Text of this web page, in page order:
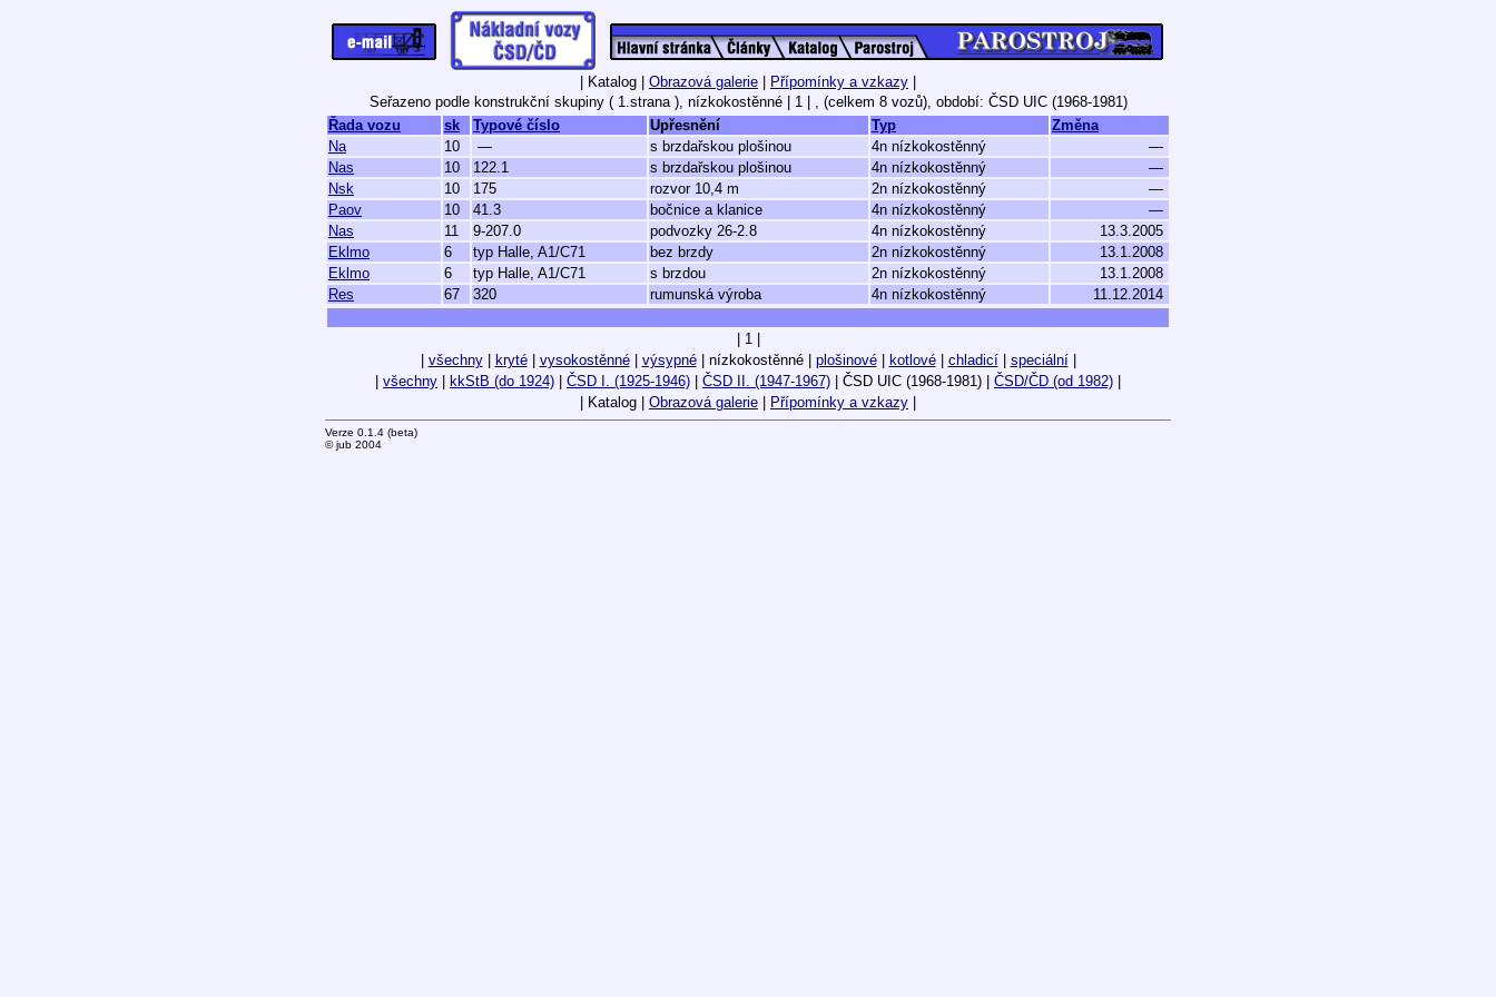
| Katalog | Obrazová galerie Přípomínky a vzkazy
Seřazeno podle konstrukční skupiny ( 1.strana ), nízkokostěnné
| 1 | , (celkem 8 vozů), období: ČSD UIC (1968-1981)
Řada vozu
sk Typové číslo Upřesnění Typ
Změna
Na
10 — s brzdařskou plošinou 4n nízkokostěnný
—
Nas
10 122.1 s brzdařskou plošinou 4n nízkokostěnný
—
Nsk
10 175 rozvor 10,4 m 2n nízkokostěnný
—
Paov
10 41.3 bočnice a klanice 4n nízkokostěnný
—
Nas
11 9-207.0 podvozky 26-2.8 4n nízkokostěnný
13.3.2005
Eklmo
6 typ Halle, A1/C71 bez brzdy 2n nízkokostěnný
13.1.2008
Eklmo
6 typ Halle, A1/C71 s brzdou 2n nízkokostěnný
13.1.2008
Res
67 320 rumunská výroba 4n nízkokostěnný 11.12.2014
| 1 |
všechny| kryté| vysokostěnné| výsypné| nízkokostěnné | plošinové| kotlové| chladicí| speciální|
všechny kkStB (do 1924) ČSD I. (1925-1946) ČSD II. (1947-1967) | ČSD UIC (1968-1981) | ČSD/ČD (od 1982)
| Katalog | Obrazová galerie Přípomínky a vzkazy
Verze 0.1.4 (beta)
© jub 2004